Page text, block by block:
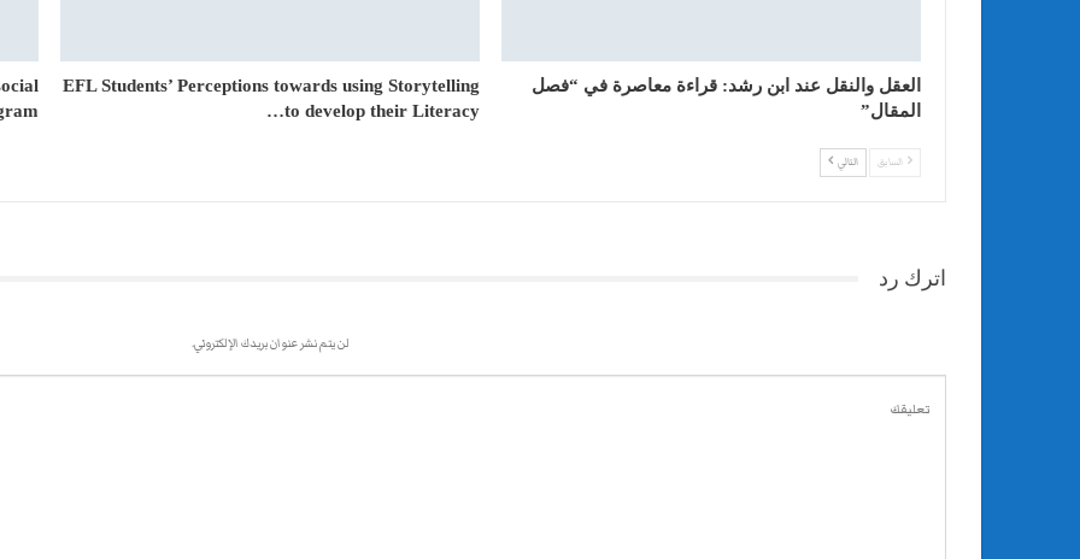
العقل والنقل عند ابن رشد: قراءة معاصرة في “فصل
المقال”
EFL Students’ Perceptions towards using Storytelling
to develop their Literacy…
السابق التالي
اترك رد
لن يتم نشر عنوان بريدك الإلكتروني.